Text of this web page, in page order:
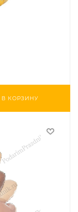
В КОРЗИНУ